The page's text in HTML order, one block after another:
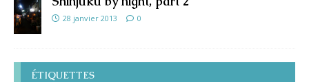
28 janvier 2013 0
ÉTIQUETTES